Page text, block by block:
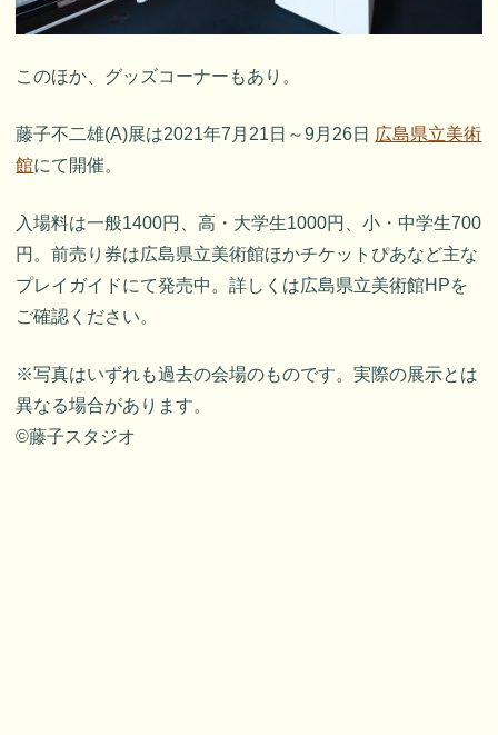
このほか、グッズコーナーもあり。
藤子不二雄(A)展は2021年7月21日～9月26日 広島県立美術
館にて開催。
入場料は一般1400円、高・大学生1000円、小・中学生700
円。前売り券は広島県立美術館ほかチケットぴあなど主な
プレイガイドにて発売中。詳しくは広島県立美術館HPを
ご確認ください。
※写真はいずれも過去の会場のものです。実際の展示とは
異なる場合があります。
©藤子スタジオ